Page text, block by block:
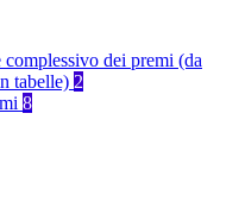
dei premi (da
tabelle) 2
8